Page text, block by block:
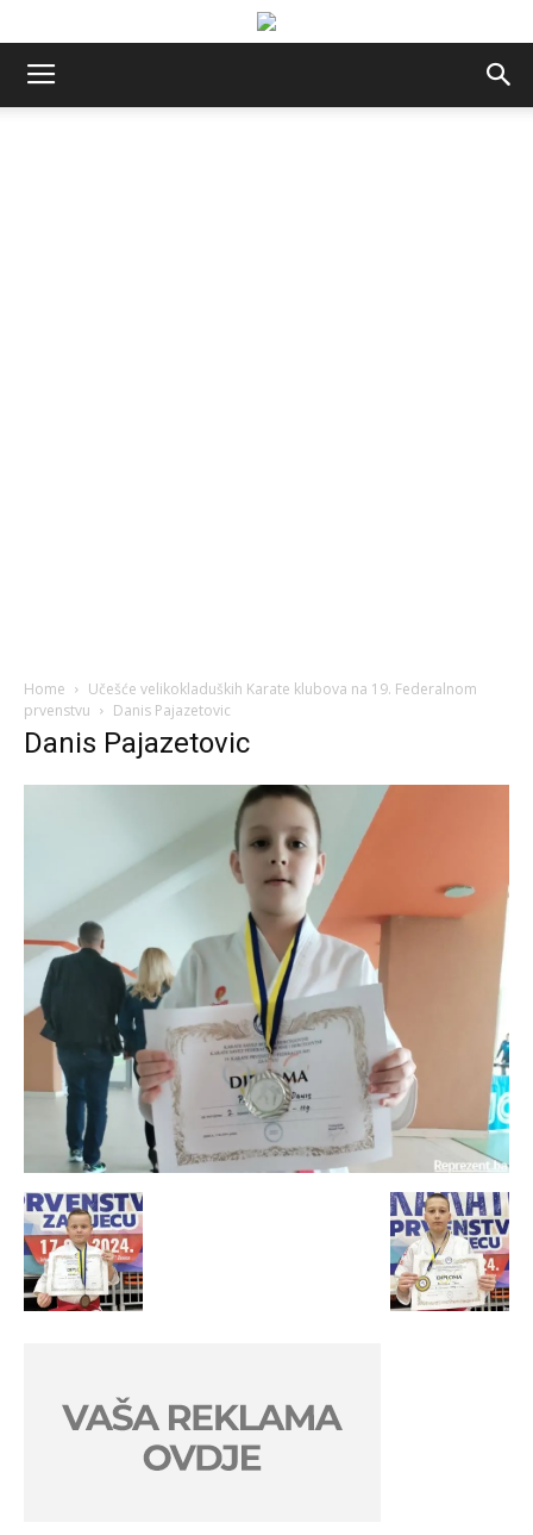
Home
Učešće velikokladuških Karate klubova na 19. Federalnom
prvenstvu
Danis Pajazetovic
Danis Pajazetovic